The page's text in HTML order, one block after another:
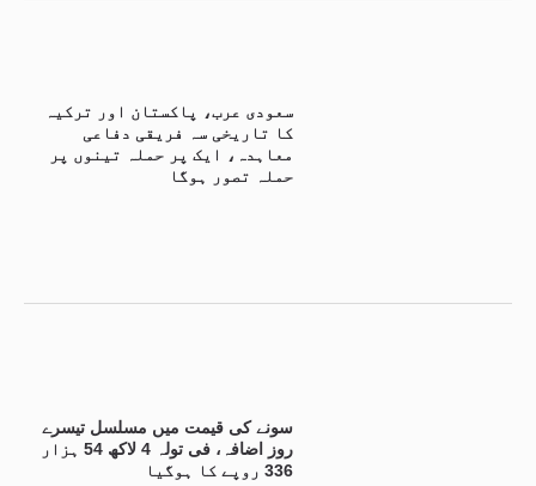
سعودی عرب، پاکستان اور ترکیہ
کا تاریخی سہ فریقی دفاعی
معاہدہ، ایک پر حملہ تینوں پر
حملہ تصور ہوگا
سونے کی قیمت میں مسلسل تیسرے
روز اضافہ، فی تولہ 4 لاکھ 54 ہزار
336 روپے کا ہوگیا